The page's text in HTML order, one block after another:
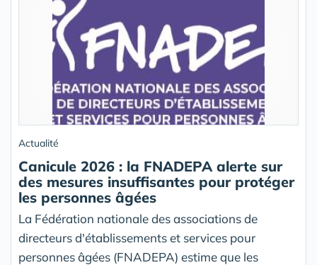
Actualité
Canicule 2026 : la FNADEPA alerte sur
des mesures insuffisantes pour protéger
les personnes âgées
La Fédération nationale des associations de
directeurs d'établissements et services pour
personnes âgées (FNADEPA) estime que les